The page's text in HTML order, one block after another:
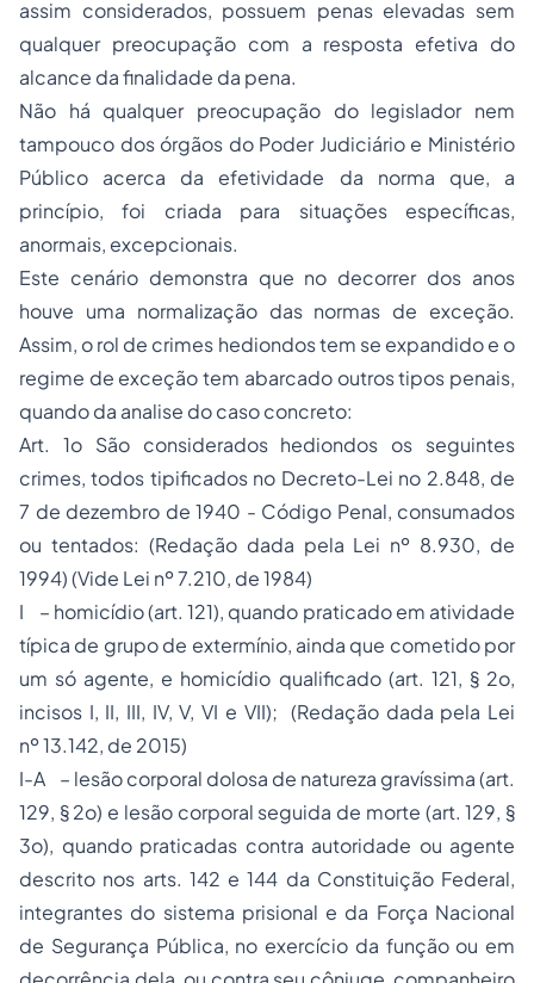
assim considerados, possuem penas elevadas sem
qualquer preocupação com a resposta efetiva do
alcance da finalidade da pena.
Não há qualquer preocupação do legislador nem
tampouco dos órgãos do Poder Judiciário e Ministério
Público acerca da efetividade da norma que, a
princípio, foi criada para situações específicas,
anormais, excepcionais.
Este cenário demonstra que no decorrer dos anos
houve uma normalização das normas de exceção.
Assim, o rol de crimes hediondos tem se expandido e o
regime de exceção tem abarcado outros tipos penais,
quando da analise do caso concreto:
Art. 1o São considerados hediondos os seguintes
crimes, todos tipificados no Decreto-Lei no 2.848, de
7 de dezembro de 1940 - Código Penal, consumados
ou tentados: (Redação dada pela Lei nº 8.930, de
1994) (Vide Lei nº 7.210, de 1984)
I – homicídio (art. 121), quando praticado em atividade
típica de grupo de extermínio, ainda que cometido por
um só agente, e homicídio qualificado (art. 121, § 2o,
incisos I, II, III, IV, V, VI e VII); (Redação dada pela Lei
nº 13.142, de 2015)
I-A – lesão corporal dolosa de natureza gravíssima (art.
129, § 2o) e lesão corporal seguida de morte (art. 129, §
3o), quando praticadas contra autoridade ou agente
descrito nos arts. 142 e 144 da Constituição Federal,
integrantes do sistema prisional e da Força Nacional
de Segurança Pública, no exercício da função ou em